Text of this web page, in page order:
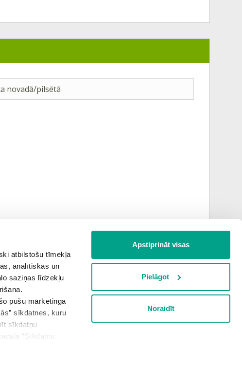
atbilstošu tīmekļa
analītiskās un
saziņas līdzekļu
pušu mārketinga
sīkdatnes, kuru
sīkdatņu
“Sīkdatņu
Apstiprināt visas
Pielāgot
Noraidīt
novadā/pilsētā
jūlijs augusts
Informācija apkopota plkst.